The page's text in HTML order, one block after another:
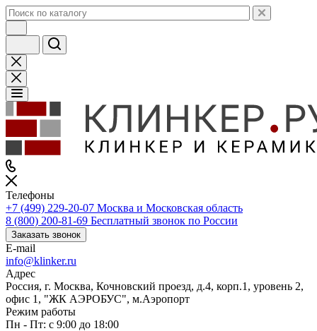
Телефоны
+7 (499) 229-20-07 Москва и Московская область
8 (800) 200-81-69 Бесплатный звонок по России
Заказать звонок
E-mail
info@klinker.ru
Адрес
Россия, г. Москва, Кочновский проезд, д.4, корп.1, уровень 2,
офис 1, "ЖК АЭРОБУС", м.Аэропорт
Режим работы
Пн - Пт: с 9:00 до 18:00